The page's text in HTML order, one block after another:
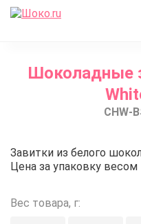
Каталог
Шоколад Barry
Шоколадные
Шоколадные
CHW-
Шоколадные
Завитки из белого
Цена за упаковку весом
Вес товара, г: